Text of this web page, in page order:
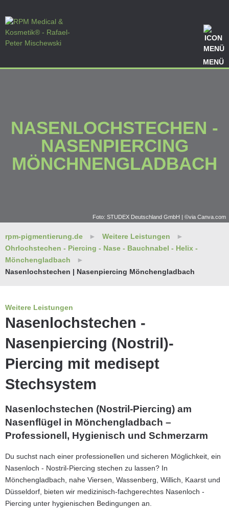
MENÜ
NASENLOCH­STECHEN -
NASENPIERCING
MÖNCHNEN­GLADBACH
Foto: STUDEX Deutschland GmbH | ©via Canva.com
rpm-pigmentierung.de
Weitere Leistungen
Ohrlochstechen - Piercing - Nase - Bauchnabel - Helix -
Mönchengladbach
Nasenlochstechen | Nasenpiercing Mönchengladbach
Weitere Leistungen
Nasenlochstechen -
Nasenpiercing (Nostril)-
Piercing mit medisept
Stechsystem
Nasenlochstechen (Nostril-Piercing) am
Nasenflügel in Mönchengladbach –
Professionell, Hygienisch und Schmerzarm
Du suchst nach einer professionellen und sicheren Möglichkeit, ein
Nasenloch - Nostril-Piercing stechen zu lassen? In
Mönchengladbach, nahe Viersen, Wassenberg, Willich, Kaarst und
Düsseldorf, bieten wir medizinisch-fachgerechtes Nasenloch -
Piercing unter hygienischen Bedingungen an.